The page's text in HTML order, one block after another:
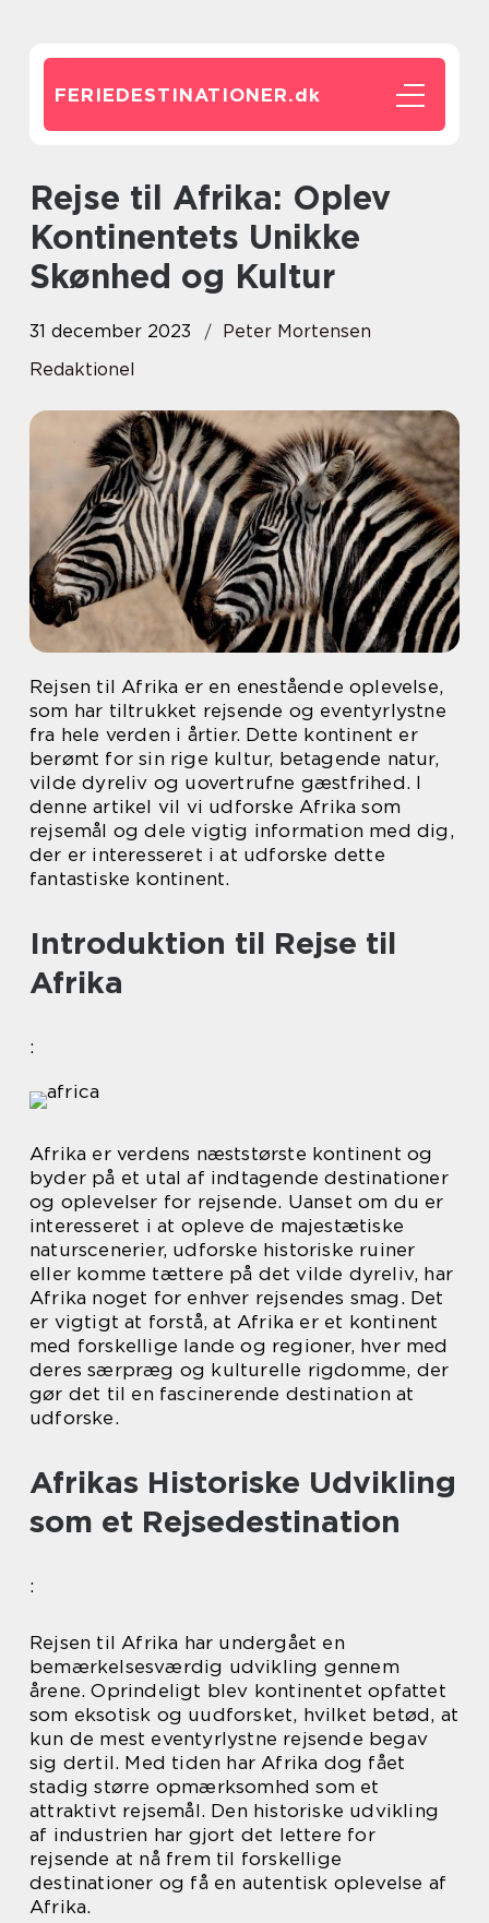
FERIEDESTINATIONER.dk
Rejse til Afrika: Oplev
Kontinentets Unikke
Skønhed og Kultur
31 december 2023
Peter Mortensen
Redaktionel
Rejsen til Afrika er en enestående oplevelse,
som har tiltrukket rejsende og eventyrlystne
fra hele verden i årtier. Dette kontinent er
berømt for sin rige kultur, betagende natur,
vilde dyreliv og uovertrufne gæstfrihed. I
denne artikel vil vi udforske Afrika som
rejsemål og dele vigtig information med dig,
der er interesseret i at udforske dette
fantastiske kontinent.
Introduktion til Rejse til
Afrika
:
Afrika er verdens næststørste kontinent og
byder på et utal af indtagende destinationer
og oplevelser for rejsende. Uanset om du er
interesseret i at opleve de majestætiske
naturscenerier, udforske historiske ruiner
eller komme tættere på det vilde dyreliv, har
Afrika noget for enhver rejsendes smag. Det
er vigtigt at forstå, at Afrika er et kontinent
med forskellige lande og regioner, hver med
deres særpræg og kulturelle rigdomme, der
gør det til en fascinerende destination at
udforske.
Afrikas Historiske Udvikling
som et Rejsedestination
:
Rejsen til Afrika har undergået en
bemærkelsesværdig udvikling gennem
årene. Oprindeligt blev kontinentet opfattet
som eksotisk og uudforsket, hvilket betød, at
kun de mest eventyrlystne rejsende begav
sig dertil. Med tiden har Afrika dog fået
stadig større opmærksomhed som et
attraktivt rejsemål. Den historiske udvikling
af industrien har gjort det lettere for
rejsende at nå frem til forskellige
destinationer og få en autentisk oplevelse af
Afrika.